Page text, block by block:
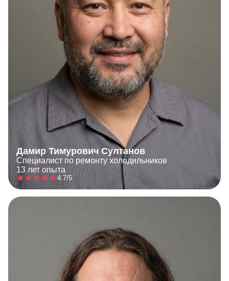
Дамир Тимурович Султанов
Специалист по ремонту холодильников
13 лет опыта
4.7/5